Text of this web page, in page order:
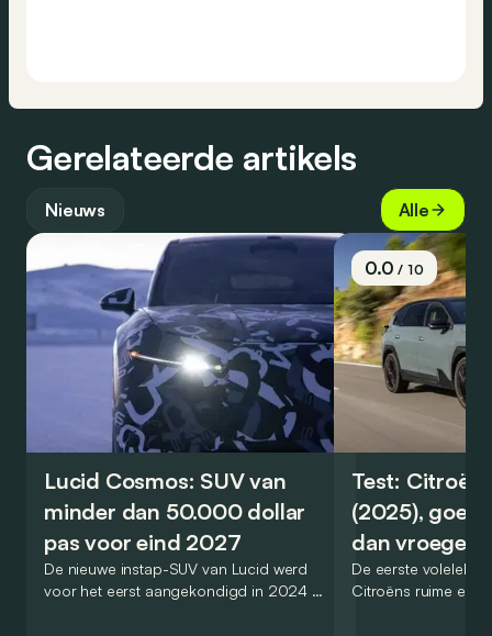
Gerelateerde artikels
Nieuws Alle
Lucid Cosmos: SUV van
minder dan 50.000 dollar
pas voor eind 2027
De nieuwe instap-SUV van Lucid werd
voor het eerst aangekondigd in 2024 en
0.0/ 10
Test: Citroën
(2025), goed
dan vroeger
De eerste
Citroëns ruime en